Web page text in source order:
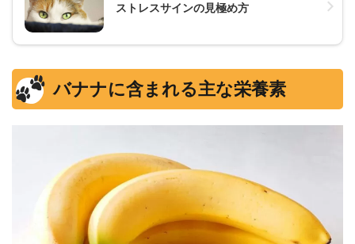
ストレスサインの見極め方
バナナに含まれる主な栄養素